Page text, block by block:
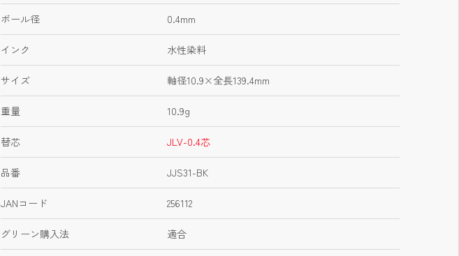
ボール径 0.4mm
インク 水性染料
サイズ 軸径10.9×全長139.4mm
重量 10.9g
替芯 JLV-0.4芯
品番 JJS31-BK
JANコード 256112
グリーン購入法 適合